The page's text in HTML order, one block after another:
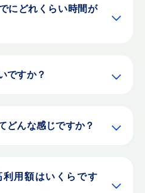
にどれくらい時間が
ですか？
どんな感じですか？
用額はいくらです